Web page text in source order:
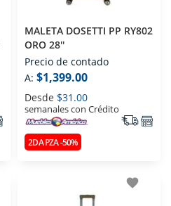
MALETA DOSETTI PP RY802
ORO 28''
Precio de contado
A: $1,399.00
Desde $31.00
semanales con Crédito
2DA PZA -50%
favorite